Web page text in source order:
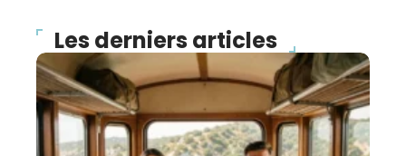
Les derniers articles